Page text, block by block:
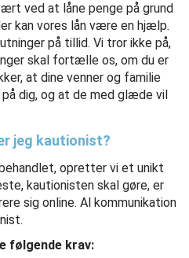
ved at låne penge på grund
kan vores lån være en hjælp.
på tillid. Vi tror ikke på,
skal fortælle os, om du er
at dine venner og familie
dig, og at de med glæde vil
jeg kautionist?
opretter vi et unikt
kautionisten skal gøre, er
sig online. Al kommunikation
følgende krav: